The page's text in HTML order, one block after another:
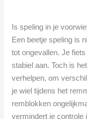
Is speling in je
Een beetje speling is
tot ongevallen. Je
stabiel aan. Toch is
verhelpen, om
je wiel tijdens het
remblokken
vermindert je controle